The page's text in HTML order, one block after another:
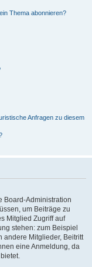
Thema abonnieren?
Anfragen zu diesem
Board-Administration
um Beiträge zu
Mitglied Zugriff auf
stehen: zum Beispiel
andere Mitglieder, Beitritt
eine Anmeldung, da